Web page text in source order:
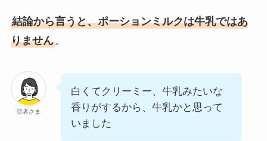
結論から言うと、ポーションミルクは牛乳ではあ
りません。
読者さま
白くてクリーミー、牛乳みたいな
香りがするから、牛乳かと思って
いました